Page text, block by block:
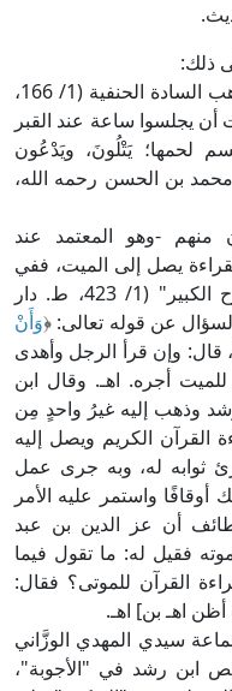
– فجاء في "الفتاوى الهندية" على مذهب السادة الحنفية (1/ 166،
يجلسوا ساعة عند القبر
لحمها؛ يَتْلُونَ، ويَدْعُون
بن الحسن رحمه الله،
-وهو المعتمد عند
يصل إلى الميت، ففي
"حاشية العلامة الدسوقي على الشرح الكبير" (1/ 423، ط. دار
عن قوله تعالى: ﴿وَأَنْ
39]، قال: وإن قرأ الرجل وأهدى
أجره. اهـ. وقال ابن
وذهب إليه غيرُ واحدٍ مِن
القرآن الكريم ويصل إليه
ثوابه له، وبه جرى عمل
واستمر عليه الأمر
أن عز الدين بن عبد
فقيل له: ما تقول فيما
للموتى؟ فقال:
اهـ بن] اهـ.
سيدي المهدي الوزَّاني
ابن رشد في "الأجوبة"،